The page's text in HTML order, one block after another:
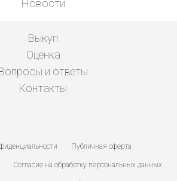
Новости
Выкуп
Оценка
и ответы
Контакты
Публичная оферта
Согласие на обработку персональных данных